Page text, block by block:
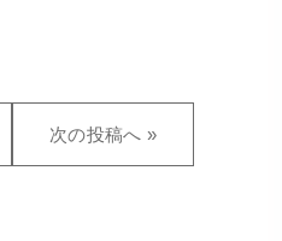
次の投稿へ »